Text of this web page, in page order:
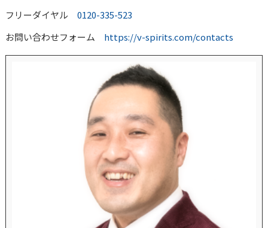
フリーダイヤル 0120-335-523
お問い合わせフォーム https://v-spirits.com/contacts